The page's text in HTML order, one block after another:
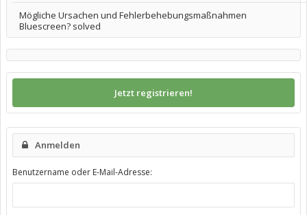
Mögliche Ursachen und Fehlerbehebungsmaßnahmen
Bluescreen? solved
Jetzt registrieren!
Anmelden
Benutzername oder E-Mail-Adresse: